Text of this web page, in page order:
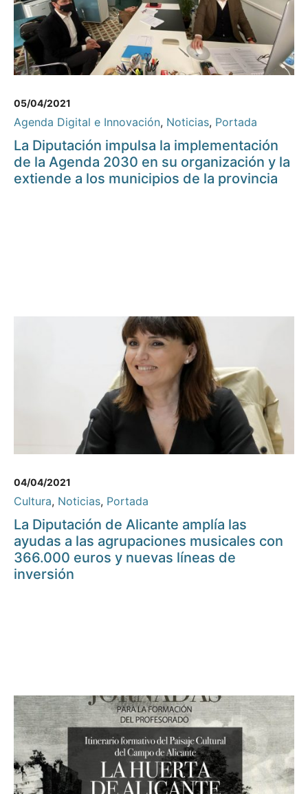
05/04/2021
Agenda Digital e Innovación, Noticias, Portada
La Diputación impulsa la implementación
de la Agenda 2030 en su organización y la
extiende a los municipios de la provincia
04/04/2021
Cultura, Noticias, Portada
La Diputación de Alicante amplía las
ayudas a las agrupaciones musicales con
366.000 euros y nuevas líneas de
inversión